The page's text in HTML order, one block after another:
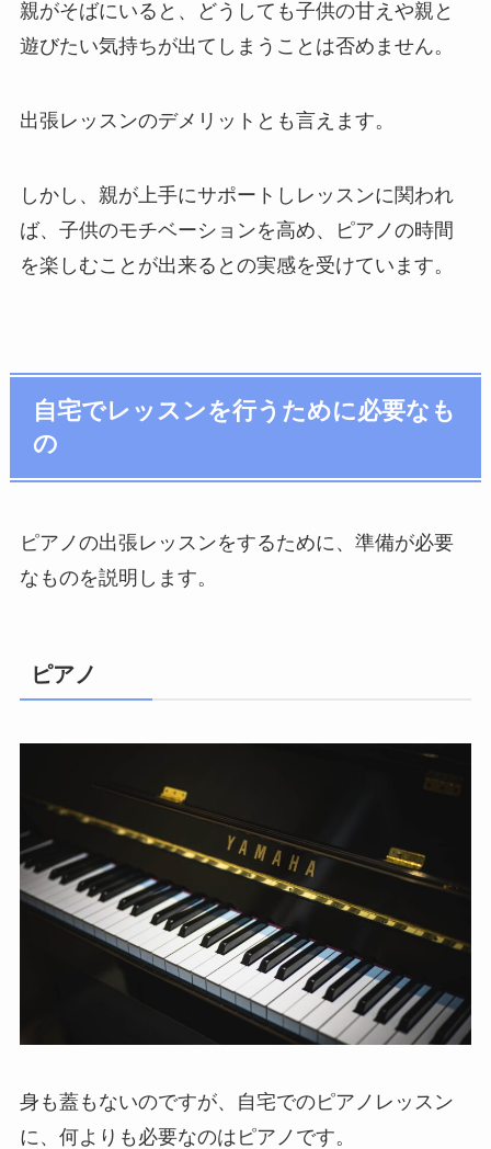
親がそばにいると、どうしても子供の甘えや親と
遊びたい気持ちが出てしまうことは否めません。
出張レッスンのデメリットとも言えます。
しかし、親が上手にサポートしレッスンに関われ
ば、子供のモチベーションを高め、ピアノの時間
を楽しむことが出来るとの実感を受けています。
自宅でレッスンを行うために必要なも
の
ピアノの出張レッスンをするために、準備が必要
なものを説明します。
ピアノ
身も蓋もないのですが、自宅でのピアノレッスン
に、何よりも必要なのはピアノです。